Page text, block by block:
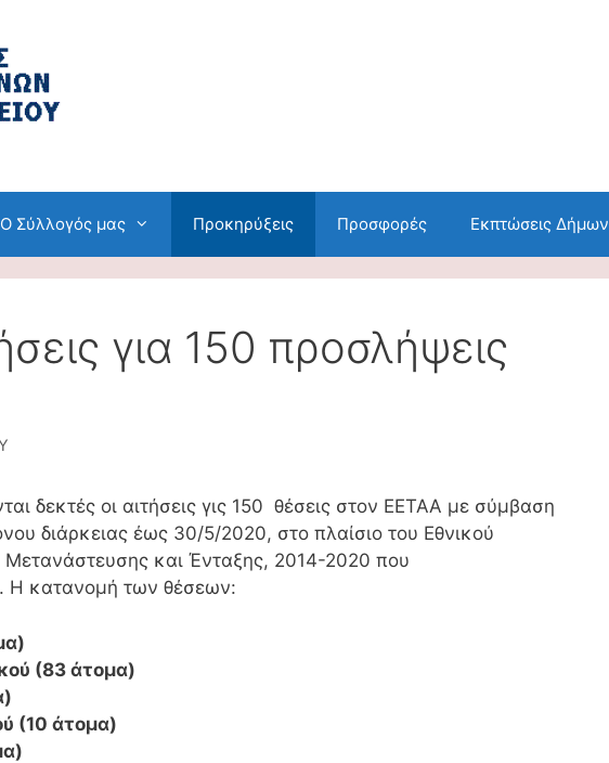
Ο Σύλλογός μας Προκηρύξεις Προσφορές Εκπτώσεις Δήμων
για 150 προσλήψεις
δεκτές οι αιτήσεις γις 150 θέσεις στον ΕΕΤΑΑ με σύμβαση
διάρκειας έως 30/5/2020, στο πλαίσιο του Εθνικού
και Ένταξης, 2014-2020 που
Η κατανομή των θέσεων:
(83 άτομα)
(10 άτομα)